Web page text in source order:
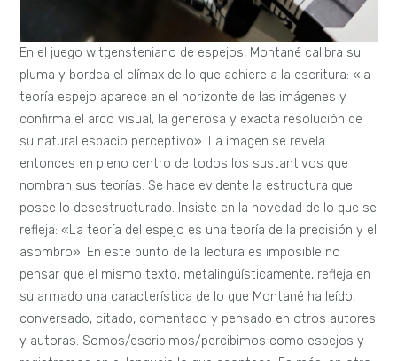
En el juego witgensteniano de espejos, Montané calibra su
pluma y bordea el clímax de lo que adhiere a la escritura: «la
teoría espejo aparece en el horizonte de las imágenes y
confirma el arco visual, la generosa y exacta resolución de
su natural espacio perceptivo». La imagen se revela
entonces en pleno centro de todos los sustantivos que
nombran sus teorías. Se hace evidente la estructura que
posee lo desestructurado. Insiste en la novedad de lo que se
refleja: «La teoría del espejo es una teoría de la precisión y el
asombro». En este punto de la lectura es imposible no
pensar que el mismo texto, metalingüísticamente, refleja en
su armado una característica de lo que Montané ha leído,
conversado, citado, comentado y pensado en otros autores
y autoras. Somos/escribimos/percibimos como espejos y